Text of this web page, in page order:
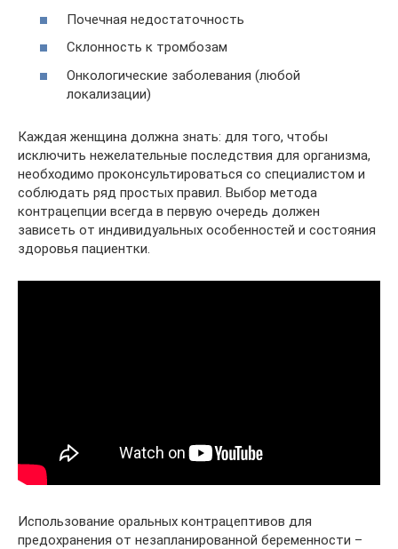
Почечная недостаточность
Склонность к тромбозам
Онкологические заболевания (любой
локализации)
Каждая женщина должна знать: для того, чтобы
исключить нежелательные последствия для организма,
необходимо проконсультироваться со специалистом и
соблюдать ряд простых правил. Выбор метода
контрацепции всегда в первую очередь должен
зависеть от индивидуальных особенностей и состояния
здоровья пациентки.
Использование оральных контрацептивов для
предохранения от незапланированной беременности –